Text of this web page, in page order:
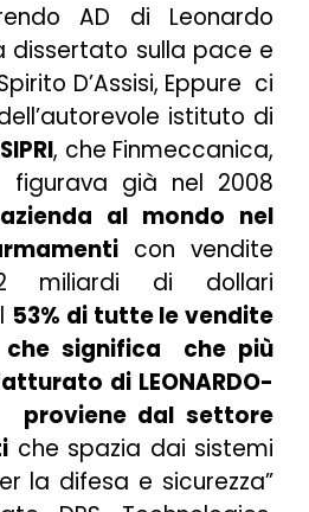
AD di Leonardo
dissertato sulla pace e
D’Assisi, Eppure ci
istituto di
SIPRI, che Finmeccanica,
figurava già nel 2008
al mondo nel
con vendite
miliardi di dollari
53% di tutte le vendite
che significa che più
di LEONARDO-
proviene dal settore
che spazia dai sistemi
la difesa e sicurezza”